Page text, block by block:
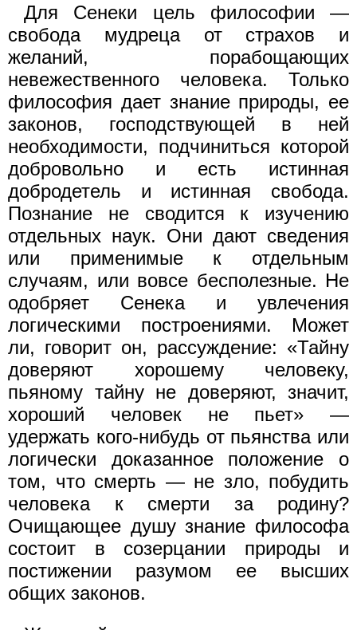
Для Сенеки цель философии —
свобода мудреца от страхов и
желаний, порабощающих
невежественного человека. Только
философия дает знание природы, ее
законов, господствующей в ней
необходимости, подчиниться которой
добровольно и есть истинная
добродетель и истинная свобода.
Познание не сводится к изучению
отдельных наук. Они дают сведения
или применимые к отдельным
случаям, или вовсе бесполезные. Не
одобряет Сенека и увлечения
логическими построениями. Может
ли, говорит он, рассуждение: «Тайну
доверяют хорошему человеку,
пьяному тайну не доверяют, значит,
хороший человек не пьет» —
удержать кого-нибудь от пьянства или
логически доказанное положение о
том, что смерть — не зло, побудить
человека к смерти за родину?
Очищающее душу знание философа
состоит в созерцании природы и
постижении разумом ее высших
общих законов.